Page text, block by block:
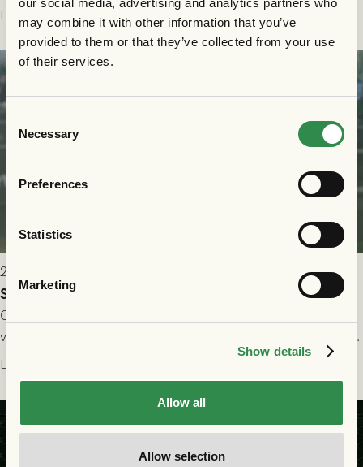
our social media, advertising and analytics partners who
may combine it with other information that you’ve
provided to them or that they’ve collected from your use
of their services.
Selection
Necessary
Preferences
Statistics
Marketing
Show details
Allow all
Allow selection
Allsvenskan! Avspark kl 16.30 på söndag 26/7.
Läs mer
2026-07-24 16:40
Seger i första kvalmatchen mot FC Nordsjælland
GAIS dominerade i första halvlek och skapade fler chanser,
välförtjänt fick de in ett ledningsmål strax innan halvtid. Efter
halvtidsvilan sjönk tempot när Nordsjälland tilläts ha mer av
bollen, men GAIS försvarade sig disciplinerat och säkrade en
seger! Matchfoto: Mikael Josefsson & Lasse Ekström
Läs mer